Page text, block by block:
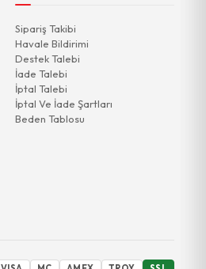
Sipariş Takibi
Havale Bildirimi
Destek Talebi
İade Talebi
İptal Talebi
İptal Ve İade Şartları
Beden Tablosu